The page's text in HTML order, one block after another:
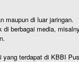
maupun di luar jaringan.
berbagai media,
terdapat di KBBI